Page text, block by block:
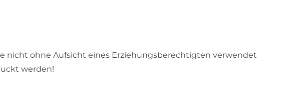
nicht ohne Aufsicht eines Erziehungsberechtigten verwendet
werden!